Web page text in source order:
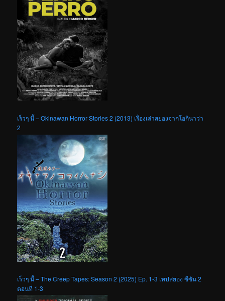
เร็วๆ นี้ – Okinawan Horror Stories 2 (2013) เรื่องเล่าสยองจากโอกินาว่า
2
เร็วๆ นี้ – The Creep Tapes: Season 2 (2025) Ep. 1-3 เทปสยอง ซีซัน 2
ตอนที่ 1-3